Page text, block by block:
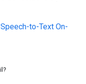
to-Text On-